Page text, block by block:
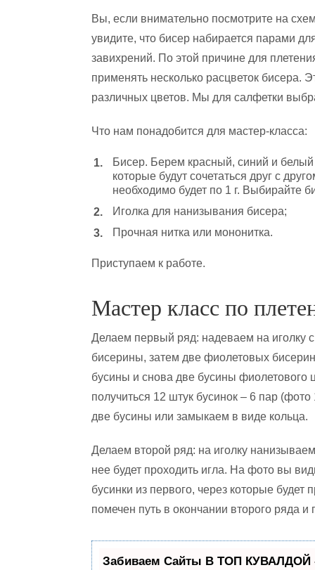
Вы, если внимательно посмотрите на
увидите, что бисер набирается парами
завихрений. По этой причине для
применять несколько расцветок бисера.
различных цветов. Мы для салфетки
Что нам понадобится для мастер-класса:
Бисер. Берем красный, синий и
которые будут сочетаться друг с
необходимо будет по 1 г. Выбирайте
Иголка для нанизывания бисера;
Прочная нитка или мононитка.
Приступаем к работе.
Мастер класс по
Делаем первый ряд: надеваем на иголку
бисерины, затем две фиолетовых
бусины и снова две бусины фиолетового
получиться 12 штук бусинок – 6 пар
две бусины или замыкаем в виде кольца.
Делаем второй ряд: на иголку
нее будет проходить игла. На фото вы
бусинки из первого, через которые
помечен путь в окончании второго ряда
Забиваем Сайты В ТОП КУВАЛДОЙ -